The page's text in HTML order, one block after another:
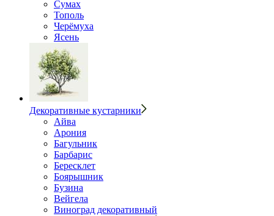
Сумах
Тополь
Черёмуха
Ясень
Декоративные кустарники
Айва
Арония
Багульник
Барбарис
Бересклет
Боярышник
Бузина
Вейгела
Виноград декоративный